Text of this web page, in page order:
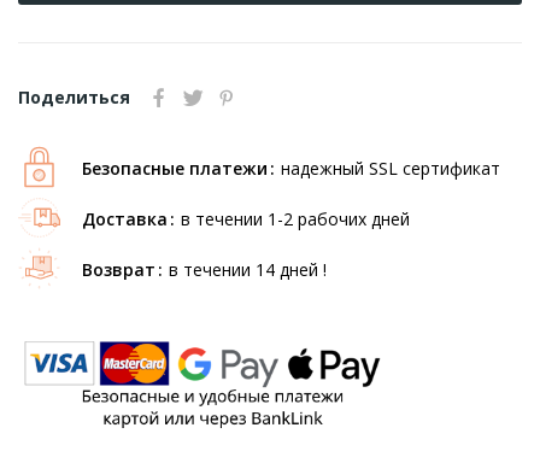
Поделиться
Безопасные платежи надежный SSL сертификат
Доставка в течении 1-2 рабочих дней
Возврат в течении 14 дней !